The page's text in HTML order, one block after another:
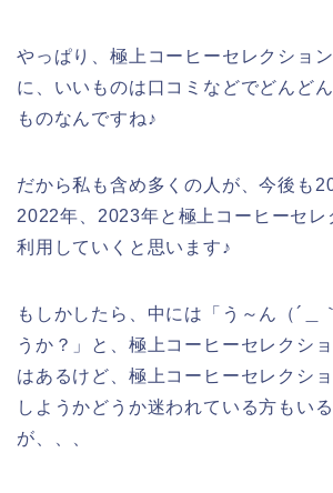
やっぱり、極上コーヒーセレクショ
に、いいものは口コミなどでどんど
ものなんですね♪
だから私も含め多くの人が、今後も
2022年、2023年と極上コーヒーセレ
利用していくと思います♪
もしかしたら、中には「う～ん（´＿
うか？」と、極上コーヒーセレクシ
はあるけど、極上コーヒーセレクシ
しようかどうか迷われている方もい
が、、、